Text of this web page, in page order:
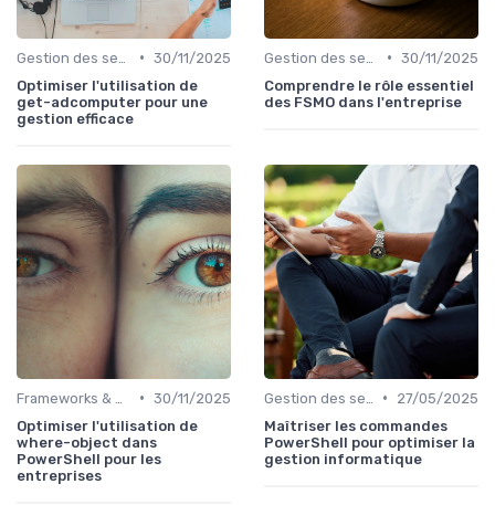
• 30/11/2025
Optimiser l'utilisation de
get-adcomputer pour une
gestion efficace
• 30/11/2025
Comprendre le rôle essentiel
des FSMO dans l'entreprise
• 30/11/2025
Optimiser l'utilisation de
where-object dans
PowerShell pour les
entreprises
•
27/05/2025
Maîtriser les commandes
PowerShell pour optimiser la
gestion informatique